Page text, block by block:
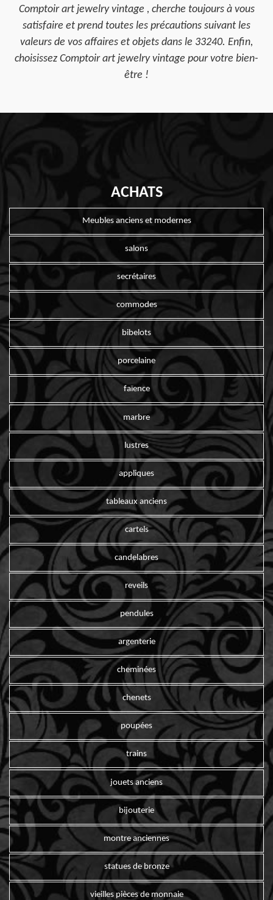
Comptoir art jewelry vintage , cherche toujours à vous
satisfaire et prend toutes les précautions suivant les
valeurs de vos affaires et objets dans le 33240. Enfin,
choisissez Comptoir art jewelry vintage pour votre bien-
être !
ACHATS
Meubles anciens et modernes
salons
secrétaires
commodes
bibelots
porcelaine
faïence
marbre
lustres
appliques
tableaux anciens
cartels
candelabres
reveils
pendules
argenterie
cheminées
chenets
poupées
trains
jouets anciens
bijouterie
montre anciennes
statues de bronze
vieilles pièces de monnaie